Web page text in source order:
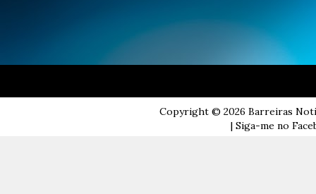
Copyright © 2026 Barreiras
| Siga-me no